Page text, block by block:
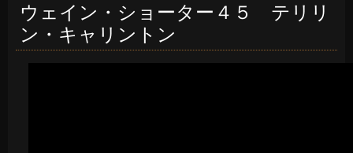
ウェイン・ショーター４５ テリリ
ン・キャリントン